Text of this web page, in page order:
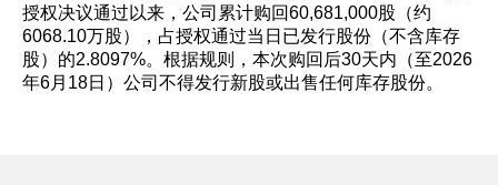
授权决议通过以来，公司累计购回60,681,000股（约
6068.10万股），占授权通过当日已发行股份（不含库存
股）的2.8097%。根据规则，本次购回后30天内（至2026
年6月18日）公司不得发行新股或出售任何库存股份。